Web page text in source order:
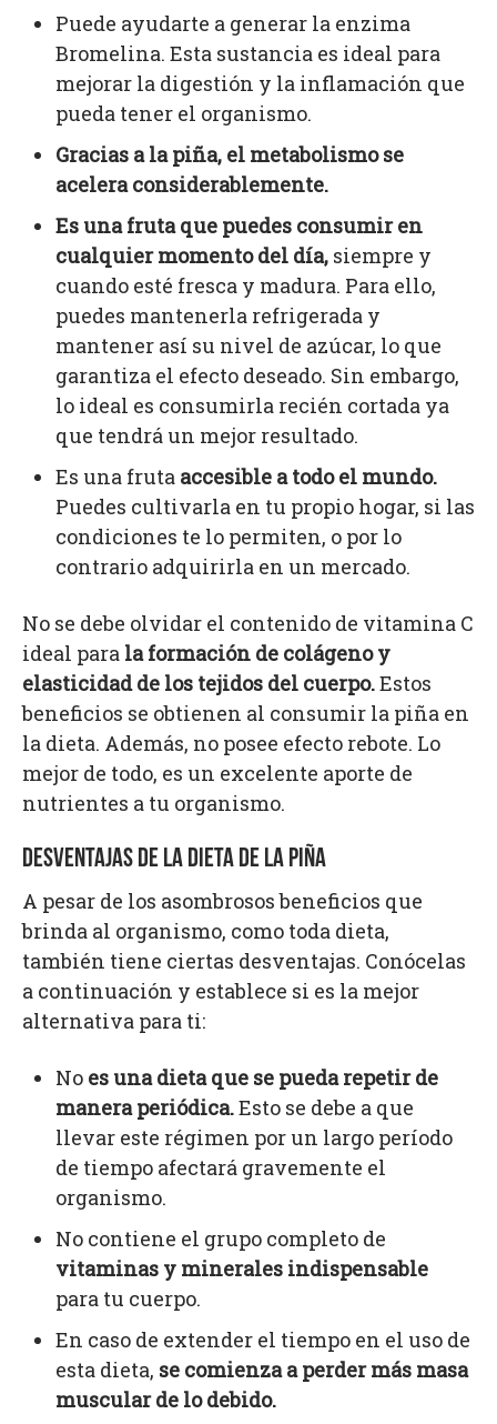
Puede ayudarte a generar la enzima
Bromelina. Esta sustancia es ideal para
mejorar la digestión y la inflamación que
pueda tener el organismo.
Gracias a la piña, el metabolismo se
acelera considerablemente.
Es una fruta que puedes consumir en
cualquier momento del día, siempre y
cuando esté fresca y madura. Para ello,
puedes mantenerla refrigerada y
mantener así su nivel de azúcar, lo que
garantiza el efecto deseado. Sin embargo,
lo ideal es consumirla recién cortada ya
que tendrá un mejor resultado.
Es una fruta accesible a todo el mundo.
Puedes cultivarla en tu propio hogar, si las
condiciones te lo permiten, o por lo
contrario adquirirla en un mercado.
No se debe olvidar el contenido de vitamina C
ideal para la formación de colágeno y
elasticidad de los tejidos del cuerpo.Estos
beneficios se obtienen al consumir la piña en
la dieta. Además, no posee efecto rebote. Lo
mejor de todo, es un excelente aporte de
nutrientes a tu organismo.
DESVENTAJAS DE LA DIETA DE LA PIÑA
A pesar de los asombrosos beneficios que
brinda al organismo, como toda dieta,
también tiene ciertas desventajas. Conócelas
a continuación y establece si es la mejor
alternativa para ti:
No es una dieta que se pueda repetir de
manera periódica.Esto se debe a que
llevar este régimen por un largo período
de tiempo afectará gravemente el
organismo.
No contiene el grupo completo de
vitaminas y minerales indispensable
para tu cuerpo.
En caso de extender el tiempo en el uso de
esta dieta, se comienza a perder más masa
muscular de lo debido.